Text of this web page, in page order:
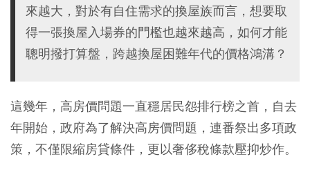
來越大，對於有自住需求的換屋族而言，想要取
得一張換屋入場券的門檻也越來越高，如何才能
聰明撥打算盤，跨越換屋困難年代的價格鴻溝？
這幾年，高房價問題一直穩居民怨排行榜之首，自去
年開始，政府為了解決高房價問題，連番祭出多項政
策，不僅限縮房貸條件，更以奢侈稅條款壓抑炒作。